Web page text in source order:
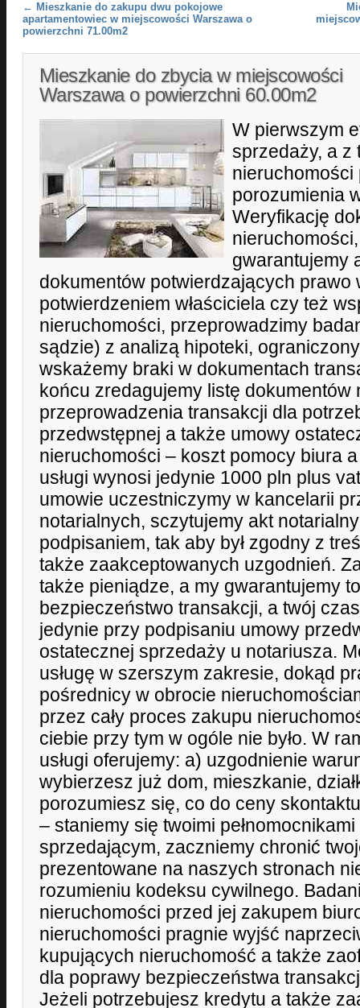
Post navigation
← Mieszkanie do zakupu dwu pokojowe
apartamentowiec w miejscowości Warszawa o
powierzchni 71.00m2
Mieszkanie do zbycia w miejscowości
Warszawa o powierzchni 60.00m2
W pierwszym
sprzedaży, a z
porozumienia
Weryfikację
gwarantujemy
dokumentów potwierdzających prawo
potwierdzeniem właściciela czy też
nieruchomości, przeprowadzimy
sądzie) z analizą hipoteki,
wskażemy braki w dokumentach
końcu zredagujemy listę dokumentów
przeprowadzenia transakcji dla
przedwstępnej a także umowy
nieruchomości – koszt pomocy biura
usługi wynosi jedynie 1000 pln plus
umowie uczestniczymy w kancelarii
notarialnych, sczytujemy akt
podpisaniem, tak aby był zgodny z
także zaakceptowanych uzgodnień.
także pieniądze, a my gwarantujemy
bezpieczeństwo transakcji, a twój
jedynie przy podpisaniu umowy
ostatecznej sprzedaży u notariusza.
usługę w szerszym zakresie, dokąd
pośrednicy w obrocie
przez cały proces zakupu
ciebie przy tym w ogóle nie było. W
usługi oferujemy: a) uzgodnienie
wybierzesz już dom, mieszkanie,
porozumiesz się, co do ceny
– staniemy się twoimi
sprzedającym, zaczniemy chronić
prezentowane na naszych stronach
rozumieniu kodeksu cywilnego.
nieruchomości przed jej zakupem
nieruchomości pragnie wyjść
kupujących nieruchomość a także
dla poprawy bezpieczeństwa
Jeżeli potrzebujesz kredytu a także